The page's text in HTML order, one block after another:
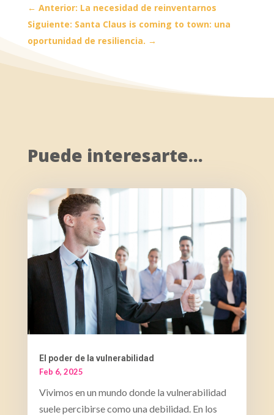
← Anterior: La necesidad de reinventarnos
Siguiente: Santa Claus is coming to town: una
oportunidad de resiliencia. →
Puede interesarte…
El poder de la vulnerabilidad
Feb 6, 2025
Vivimos en un mundo donde la vulnerabilidad
suele percibirse como una debilidad. En los